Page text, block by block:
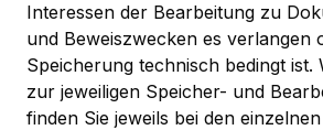
Interessen der Bearbeitung zu
und Beweiszwecken es verlangen
Speicherung technisch bedingt ist.
zur jeweiligen Speicher- und
finden Sie jeweils bei den